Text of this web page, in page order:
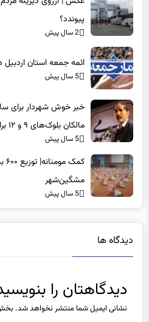
عکس | آرزوی دیرینه
پیوندد؟
ائمه جمعه استان اردبیل
خبر خوش شهردار برای
می‌رسد
5 سال پیش
مشگین‌شهر
دیدگاه ها
دیدگاهتان را